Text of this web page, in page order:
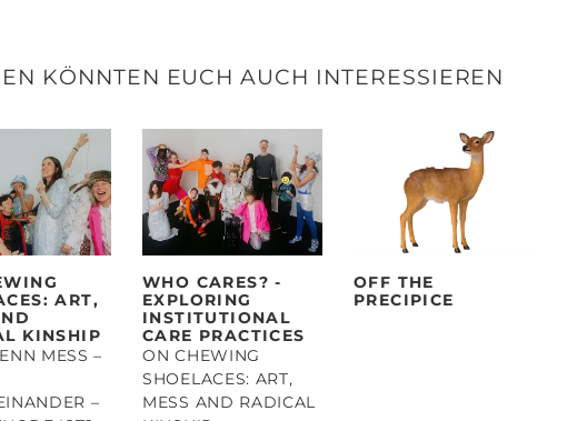
KÖNNTEN EUCH AUCH INTERESSIEREN
ART,
KINSHIP
MESS –
–
WHO CARES? -
EXPLORING
INSTITUTIONAL
CARE PRACTICES
ON CHEWING
SHOELACES: ART,
MESS AND RADICAL
OFF THE
PRECIPICE